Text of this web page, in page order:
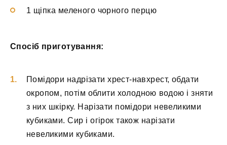
1 щіпка меленого чорного перцю
Спосіб приготування:
Помідори надрізати хрест-навхрест, обдати
окропом, потім облити холодною водою і зняти
з них шкірку. Нарізати помідори невеликими
кубиками. Сир і огірок також нарізати
невеликими кубиками.